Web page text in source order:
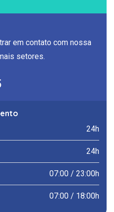
em contato com nossa
setores.
24h
24h
07:00 / 23:00h
07:00 / 18:00h